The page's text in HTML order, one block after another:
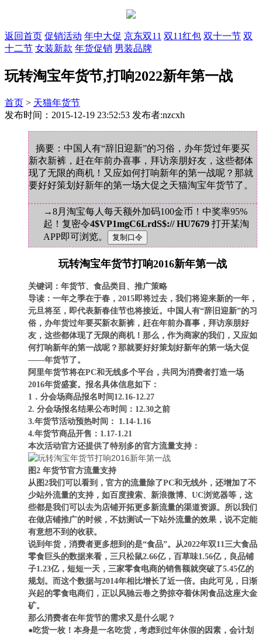
返回首页 促销活动 年中大促 京东双11 双11红包 双十一节 双
十二节 女装新款 年货促销 男装品牌
玩转淘宝年货节,打响2022新年第一战
首页 > 天猫年货节
发布时间：2015-12-19 23:52:53 发布者:nzcxh
摘要：中国人有“辞旧迎新”的习俗，办年货过年要买
新衣新裤，赶在年前办喜事，拜访亲朋好友，这些都体
现了无限的商机！又应如何打响新年的第一战呢？那就
要好好策划好新年的第一场大促之天猫淘宝年货节了。
→8月淘宝每人每天额外加码100金币！中奖率95%
起！复密令4$VP1mgC6LrdS$:// HU7679 打开某淘
APP即可浏览。
玩转淘宝年货节打响2016新年第一战
关键词：年货节、食品类目、推广策略
导读：一年之季在于春，2015即将过去，我们将迎来新的一年，
元旦将至，即代表新春佳节也将接近。中国人有“辞旧迎新”的习
俗，办年货过年要买新衣新裤，赶在年前办喜事，拜访亲朋好
友，这些都体现了无限的商机！那么，作为商家的我们，又应如
何打响新年的第一战呢？那就要好好策划好新年的第一场大促
——年货节了。
阿里年货节将在PC和无线多个平台，共同为消费者打造一场
2016年货盛宴。报名具体信息如下：
1．分会场商品报名时间12.16-12.27
2. 分会场报名结果公布时间：12.30之前
3.年货节活动预热时间： 1.14-1.16
4.年货节商品开售：1.17-1.21
本次活动官方还提供了特别多的官方流量支持：
图2 年货节官方流量支持
从图2我们可以看到，官方的流量除了PC和无线外，还增加了不
少站外流量的支持，如百度搜索、新浪微博、UC浏览器等，这
些都是我们可以去为店铺开拓更多新流量的渠道资源。所以我们
在做店铺推广的时候，不妨测试一下站外流量的效果，说不定能
有意想不到的收获。
说到年货，消费者更多想到的是“食品”。从2022年双11三大食品
零食巨头的数据来看，三只松鼠2.66亿，百草味1.56亿，良品铺
子1.23亿，短短一天，三家零食电商的销售额就突破了5.45亿的
规划。而这个数据与2014年相比增长了近一倍。由此可见，日渐
兴起的零食电商们，正以风驰云卷之势掠夺着休闲食品这座大金
矿。
那么消费者在年货节的需求又是什么呢？
●吃货一枚！本身是一名吃货，考虑到过年休假的因素，会计划